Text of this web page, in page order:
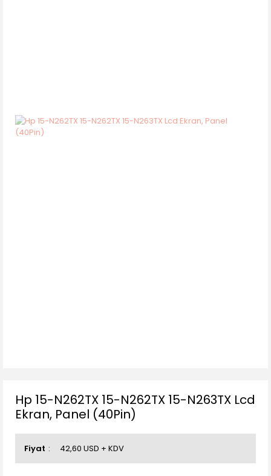
Hp 15-N262TX 15-N262TX 15-N263TX Lcd
Ekran, Panel (40Pin)
Fiyat 42,60 USD + KDV